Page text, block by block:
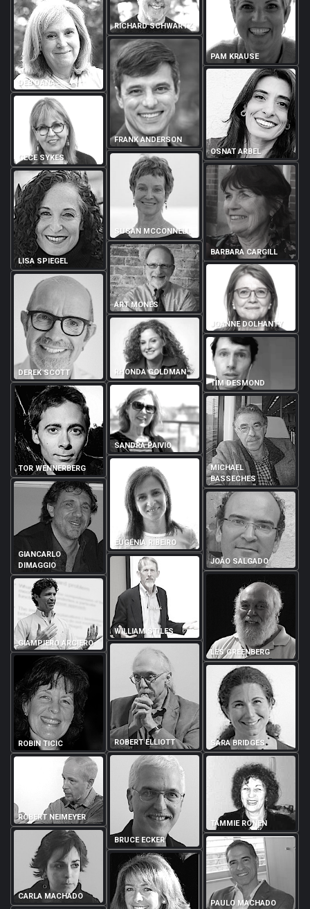
RICHARD SCHWARTZ
PAM KRAUSE
DEB DANA
FRANK ANDERSON
OSNAT ARBEL
CECE SYKES
SUSAN MCCONNELL
BARBARA CARGILL
LISA SPIEGEL
ART MONES
JOANNE DOLHANTY
DEREK SCOTT
RHONDA GOLDMAN
TIM DESMOND
SANDRA PAIVIO
TOR WENNERBERG
MICHAEL
BASSECHES
EUGÉNIA RIBEIRO
GIANCARLO
DIMAGGIO
JOÃO SALGADO
WILLIAM STILES
LES GREENBERG
GIAMPIERO ARCIERO
ROBERT ELLIOTT
ROBIN TICIC SARA BRIDGES
BRUCE ECKER
TAMMIE RONEN
ROBERT NEIMEYER
CARLA MACHADO
PAULO MACHADO